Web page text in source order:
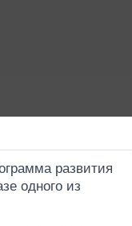
развития
одного из